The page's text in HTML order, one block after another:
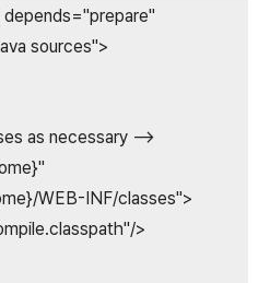
sources">
as necessary -->
WEB-INF/classes">
>